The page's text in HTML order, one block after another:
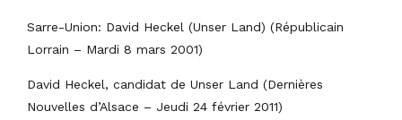
Sarre-Union: David Heckel (Unser Land) (Républicain
Lorrain – Mardi 8 mars 2001)
David Heckel, candidat de Unser Land (Dernières
Nouvelles d’Alsace – Jeudi 24 février 2011)